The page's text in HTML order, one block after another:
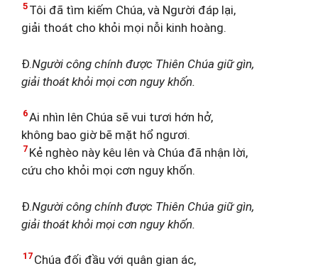
5 Tôi đã tìm kiếm Chúa, và Người đáp lại,
giải thoát cho khỏi mọi nỗi kinh hoàng.
Đ.Người công chính được Thiên Chúa giữ gìn,
giải thoát khỏi mọi cơn nguy khốn.
6Ai nhìn lên Chúa sẽ vui tươi hớn hở,
không bao giờ bẽ mặt hổ ngươi.
7 Kẻ nghèo này kêu lên và Chúa đã nhận lời,
cứu cho khỏi mọi cơn nguy khốn.
Đ.Người công chính được Thiên Chúa giữ gìn,
giải thoát khỏi mọi cơn nguy khốn.
17 Chúa đối đầu với quân gian ác,